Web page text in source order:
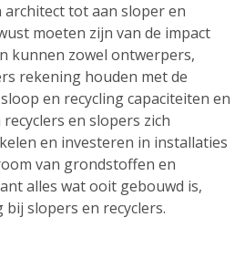
tot aan sloper en
moeten zijn van de impact
kunnen zowel ontwerpers,
rekening houden met de
en recycling capaciteiten en
en slopers zich
en investeren in installaties
van grondstoffen en
alles wat ooit gebouwd is,
slopers en recyclers.